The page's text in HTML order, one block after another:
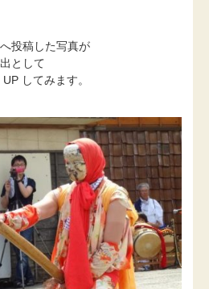
投稿した写真が
として
してみます。